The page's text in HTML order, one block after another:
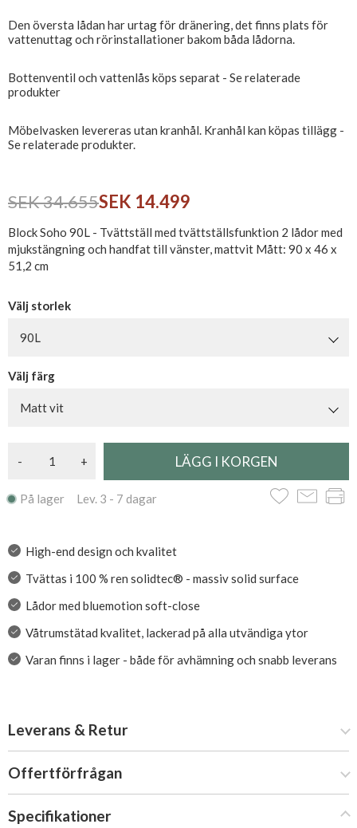
Den översta lådan har urtag för dränering, det finns plats för
vattenuttag och rörinstallationer bakom båda lådorna.
Bottenventil och vattenlås köps separat - Se relaterade
produkter
Möbelvasken levereras utan kranhål. Kranhål kan köpas tillägg -
Se relaterade produkter.
SEK 34.655SEK 14.499
Block Soho 90L - Tvättställ med tvättställsfunktion 2 lådor med
mjukstängning och handfat till vänster, mattvit Mått: 90 x 46 x
51,2 cm
Välj storlek
90L
Välj färg
Matt vit
- +
På lager Lev. 3 - 7 dagar
High-end design och kvalitet
Tvättas i 100 % ren solidtec® - massiv solid surface
Lådor med bluemotion soft-close
Våtrumstätad kvalitet, lackerad på alla utvändiga ytor
Varan finns i lager - både för avhämning och snabb leverans
Leverans & Retur
Offertförfrågan
Specifikationer